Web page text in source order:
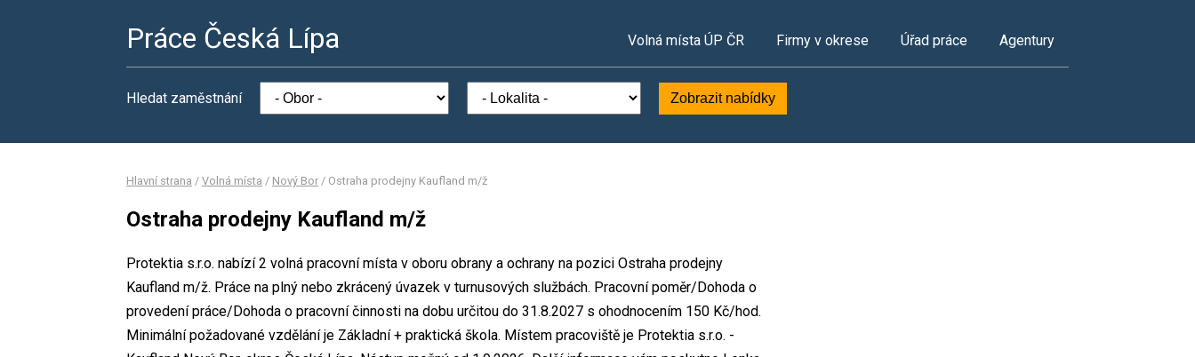
Práce Česká Lípa Volná místa ÚP ČR Firmy v okrese Úřad práce Agentury
Hledat zaměstnání Zobrazit nabídky
Hlavní strana / Volná místa / Nový Bor / Ostraha prodejny Kaufland m/ž
Ostraha prodejny Kaufland m/ž
Protektia s.r.o. nabízí 2 volná pracovní místa v oboru obrany a ochrany na pozici Ostraha prodejny
Kaufland m/ž. Práce na plný nebo zkrácený úvazek v turnusových službách. Pracovní poměr/Dohoda o
provedení práce/Dohoda o pracovní činnosti na dobu určitou do 31.8.2027 s ohodnocením 150 Kč/hod.
Minimální požadované vzdělání je Základní + praktická škola. Místem pracoviště je Protektia s.r.o. -